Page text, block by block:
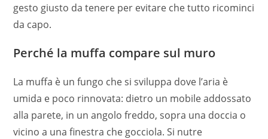
gesto giusto da tenere per evitare che tutto ricominci
da capo.
Perché la muffa compare sul muro
La muffa è un fungo che si sviluppa dove l’aria è
umida e poco rinnovata: dietro un mobile addossato
alla parete, in un angolo freddo, sopra una doccia o
vicino a una finestra che gocciola. Si nutre